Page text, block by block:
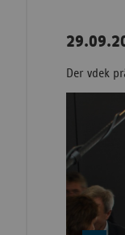
Der vdek